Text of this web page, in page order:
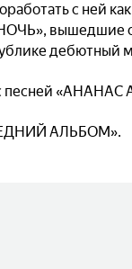
с ней
вышедшие
с песней
АЛЬБОМ».